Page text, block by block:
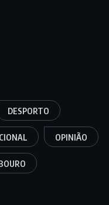
DESPORTO
OPINIÃO